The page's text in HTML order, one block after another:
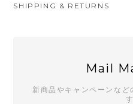
SHIPPING & RETURNS
Mail
新商品やキャンペーンなど